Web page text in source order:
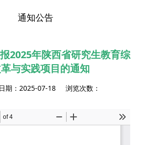
通知公告
报2025年陕西省研究生教育综
与实践项目的通知
：2025-07-18 浏览次数：